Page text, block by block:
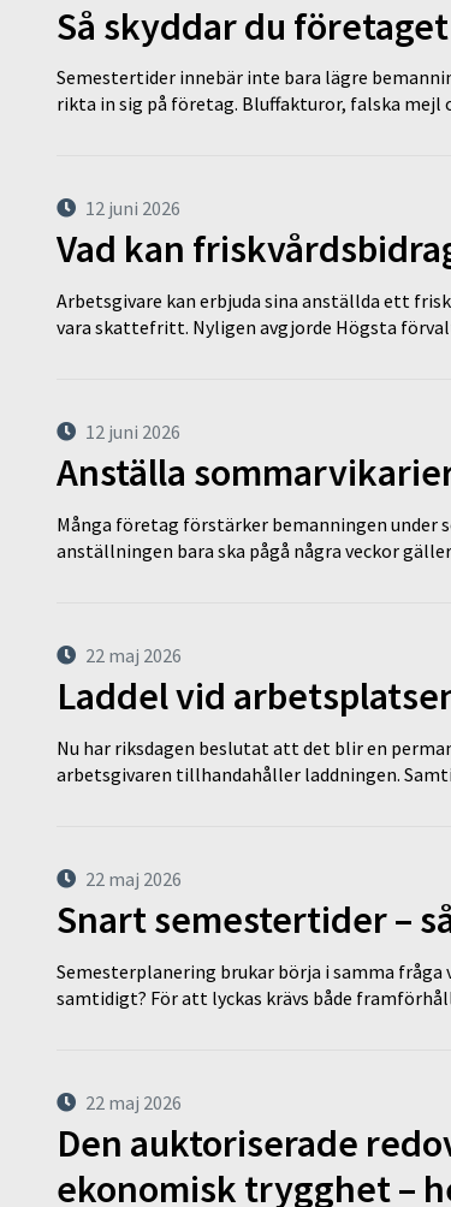
Så skyddar du
Semestertider innebär inte bara lägre
rikta in sig på företag. Bluffakturor, falska mejl
12 juni 2026
Vad kan
Arbetsgivare kan erbjuda sina anställda ett
vara skattefritt. Nyligen avgjorde Högsta
12 juni 2026
Anställa
Många företag förstärker bemanningen under
anställningen bara ska pågå några veckor
22 maj 2026
Laddel vid
Nu har riksdagen beslutat att det blir en
arbetsgivaren tillhandahåller laddningen.
22 maj 2026
Snart semestertider –
Semesterplanering brukar börja i samma fråga
samtidigt? För att lyckas krävs både
22 maj 2026
Den auktoriserade
ekonomisk trygghet –